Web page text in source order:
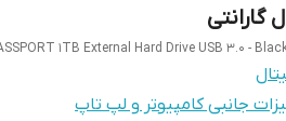
گارانتی
1TB External Hard Drive USB 3.0 -
جانبی کامپیوتر و لپ تاپ